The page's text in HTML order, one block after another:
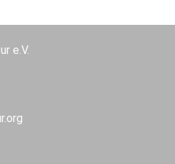
e.V.